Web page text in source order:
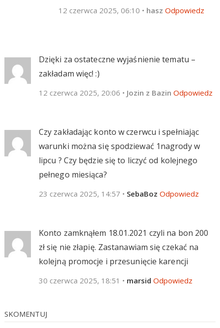
12 czerwca 2025, 06:10 • hasz Odpowiedz
Dzięki za ostateczne wyjaśnienie tematu –
zakładam więc! :)
12 czerwca 2025, 20:06 • Jozin z Bazin Odpowiedz
Czy zakładając konto w czerwcu i spełniając
warunki można się spodziewać 1nagrody w
lipcu ? Czy będzie się to liczyć od kolejnego
pełnego miesiąca?
23 czerwca 2025, 14:57 • SebaBoz Odpowiedz
Konto zamknąłem 18.01.2021 czyli na bon 200
zł się nie złapię. Zastanawiam się czekać na
kolejną promocje i przesunięcie karencji
30 czerwca 2025, 18:51 • marsid Odpowiedz
SKOMENTUJ